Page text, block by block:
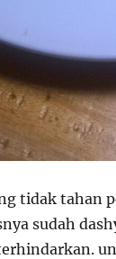
tidak tahan
sudah